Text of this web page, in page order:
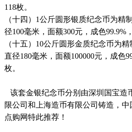
118枚。
（十四）1公斤圆形银质纪念币为精
径100毫米，面额300元，成色99.9%
（十五）10公斤圆形金质纪念币为精
直径180毫米，面额100000元，成色
枚。
该套金银纪念币分别由深圳国宝造
限公司和上海造币有限公司铸造，中
点购网特此推荐！